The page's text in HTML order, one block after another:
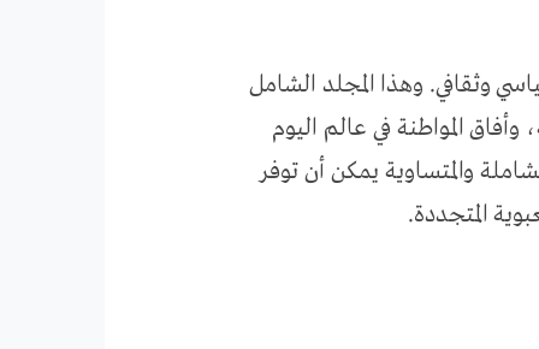
وثقافي. وهذا المجلد الشامل
المواطنة في عالم اليوم
والمتساوية يمكن أن توفر
المتجددة.